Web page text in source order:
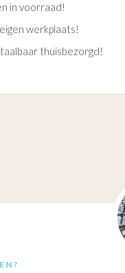
in voorraad!
werkplaats!
thuisbezorgd!